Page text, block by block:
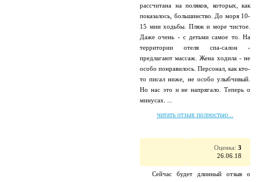
рассчитана на поляков, которых, как
показалось, большинство. До моря 10-
15 мин ходьбы. Пляж и море чистое.
Даже очень - с детьми самое то. На
территории отеля спа-салон -
предлагают массаж. Жена ходила - не
особо понравилось. Персонал, как кто-
то писал ниже, не особо улыбчивый.
Но нас это и не напрягало. Теперь о
минусах. ...
читать отзыв полностью...
Оценка: 3
26.06.18
Сейчас будет длинный отзыв о